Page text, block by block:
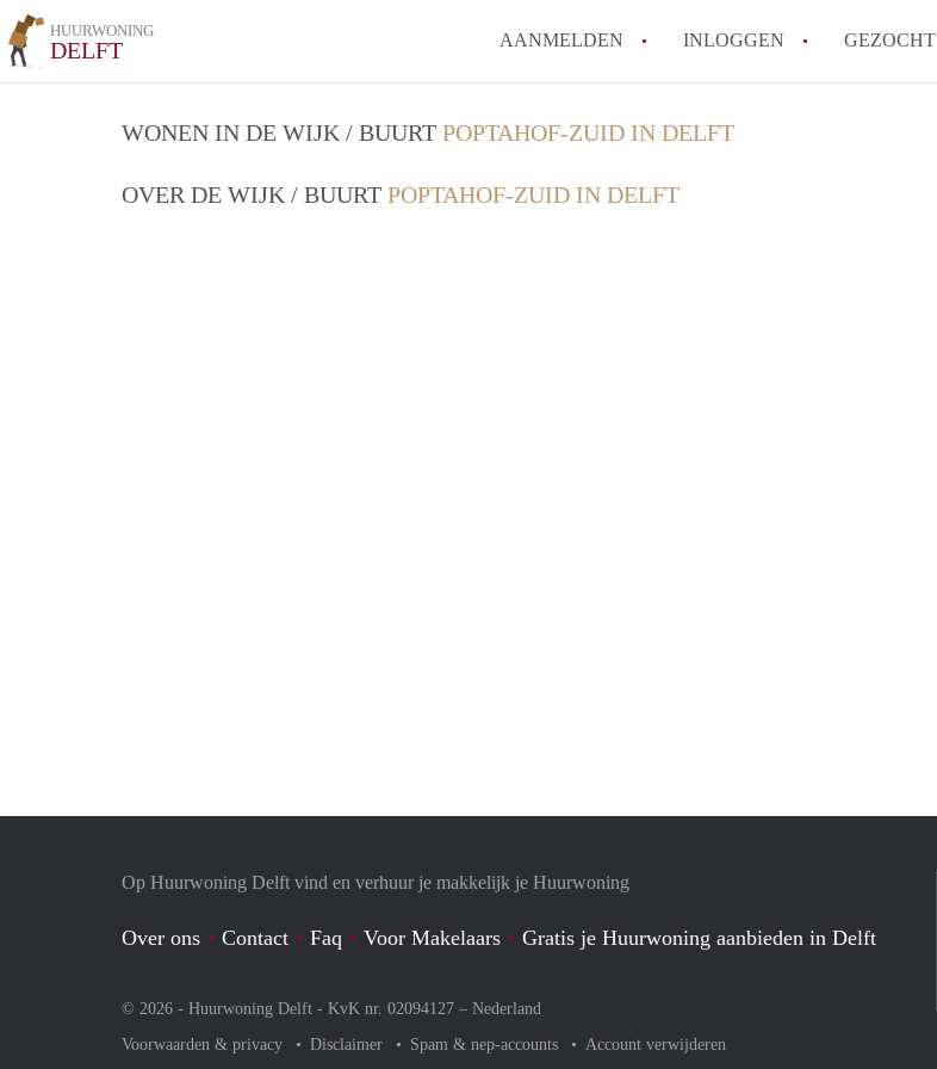
HUURWONING
DELFT AANMELDEN INLOGGEN GEZOCHT
WONEN IN DE WIJK / BUURT POPTAHOF-ZUID IN DELFT
OVER DE WIJK / BUURT POPTAHOF-ZUID IN DELFT
Op Huurwoning Delft vind en verhuur je makkelijk je Huurwoning
Over ons Contact Faq Voor Makelaars Gratis je Huurwoning aanbieden in Delft
© 2026 - Huurwoning Delft - KvK nr. 02094127 – Nederland
Voorwaarden & privacy
Disclaimer Spam & nep-accounts Account verwijderen